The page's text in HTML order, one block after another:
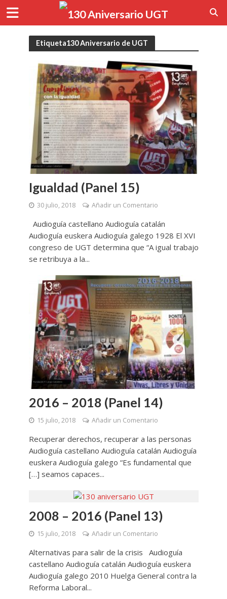
Etiqueta130 Aniversario de UGT
Igualdad (Panel 15)
30 julio, 2018 Añadir un Comentario
Audioguía castellano Audioguía catalán
Audioguía euskera Audioguía galego 1928 El XVI
congreso de UGT determina que “A igual trabajo
se retribuya a la...
2016 – 2018 (Panel 14)
15 julio, 2018 Añadir un Comentario
Recuperar derechos, recuperar a las personas
Audioguía castellano Audioguía catalán Audioguía
euskera Audioguía galego “Es fundamental que
[…] seamos capaces...
2008 – 2016 (Panel 13)
15 julio, 2018 Añadir un Comentario
Alternativas para salir de la crisis Audioguía
castellano Audioguía catalán Audioguía euskera
Audioguía galego 2010 Huelga General contra la
Reforma Laboral...